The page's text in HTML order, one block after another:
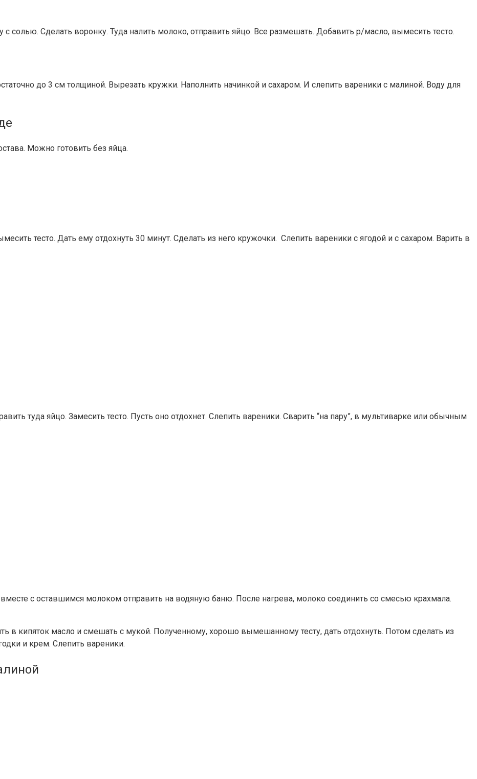
с солью. Сделать воронку. Туда налить молоко, отправить яйцо. Все размешать. Добавить р/масло, вымесить тесто.
до 3 см толщиной. Вырезать кружки. Наполнить начинкой и сахаром. И слепить вареники с малиной. Воду для
Можно готовить без яйца.
тесто. Дать ему отдохнуть 30 минут. Сделать из него кружочки. Слепить вареники с ягодой и с сахаром. Варить в
туда яйцо. Замесить тесто. Пусть оно отдохнет. Слепить вареники. Сварить “на пару”, в мультиварке или обычным
с оставшимся молоком отправить на водяную баню. После нагрева, молоко соединить со смесью крахмала.
в кипяток масло и смешать с мукой. Полученному, хорошо вымешанному тесту, дать отдохнуть. Потом сделать из
и крем. Слепить вареники.